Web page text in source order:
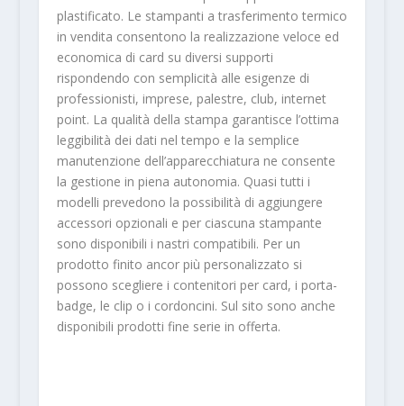
plastificato. Le stampanti a trasferimento termico
in vendita consentono la realizzazione veloce ed
economica di card su diversi supporti
rispondendo con semplicità alle esigenze di
professionisti, imprese, palestre, club, internet
point. La qualità della stampa garantisce l’ottima
leggibilità dei dati nel tempo e la semplice
manutenzione dell’apparecchiatura ne consente
la gestione in piena autonomia. Quasi tutti i
modelli prevedono la possibilità di aggiungere
accessori opzionali e per ciascuna stampante
sono disponibili i nastri compatibili. Per un
prodotto finito ancor più personalizzato si
possono scegliere i contenitori per card, i porta-
badge, le clip o i cordoncini. Sul sito sono anche
disponibili prodotti fine serie in offerta.